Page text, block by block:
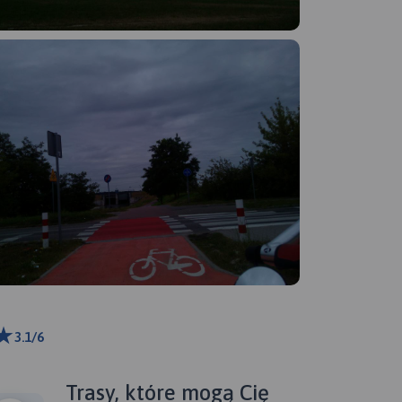
3.1/6
Trasy, które mogą Cię